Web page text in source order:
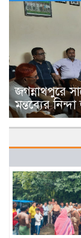
জগন্নাথপুরে
মন্তব্যের